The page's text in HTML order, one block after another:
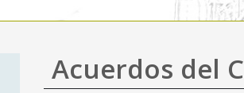
Acuerdos del